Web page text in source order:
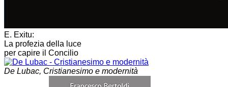
E. Exitu:
La profezia della luce
per capire il Concilio
De Lubac, Cristianesimo e modernità